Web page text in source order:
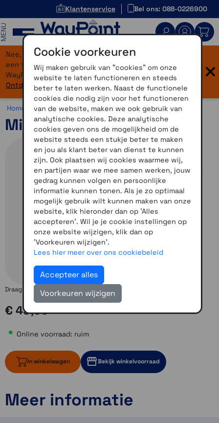
Klantenservice Bel ons: 088-0226900
Nee, je bent niet verdwaald! Onze website heeft
een flinke upgrade gekregen. Dezelfde vertrouwde
WayPoint-service, maar dan in een modern jasje.
Ontdek hier wat er allemaal nieuw is.
×
Home >Overig >Midland >Diversen
Midland Enerpump
Draagbare luchtcompressor zaklamp én powerbank in één!
€ 49,95
Online voorraad: ruim
In winkelwagen Bekijk winkelvoorraad
ruim op voorraad
2 op voorraad
Meer informatie
Cookie voorkeuren
Wij maken gebruik van "cookies" om onze
website te laten functioneren en steeds
beter te laten werken. Naast de functionele
cookies die nodig zijn voor het functioneren
van de website, maken we ook gebruik van
analytische cookies. Deze analytische
cookies geven ons de mogelijkheid om de
website steeds een stukje beter te maken
en jou als klant beter van dienst te kunnen
zijn. Ook plaatsen wij cookies waarmee wij,
en partijen waar we mee samen werken, jouw
gedrag kunnen volgen en persoonlijke
informatie kunnen tonen. Als je zo optimaal
mogelijk gebruik wilt kunnen maken van onze
website, klik hieronder dan op 'Alles
accepteren'. Wil je je cookie instellingen op
onze website wijzigen, klik dan op
'Voorkeuren wijzigen'.
Lees hier meer over ons cookiebeleid
Accepteer alles
Voorkeuren wijzigen